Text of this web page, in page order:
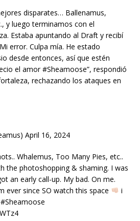
disparates… Ballenamus,
y luego terminamos con el
Estaba apuntando al Draft y recibí
error. Culpa mía. He estado
desde entonces, así que estén
el amor #Sheamoose”, respondió
rechazando los ataques en
April 16, 2024
Whalemus, Too Many Pies, etc..
the photoshopping & shaming. I was
an early call-up. My bad. On me.
ever since SO watch this space
i